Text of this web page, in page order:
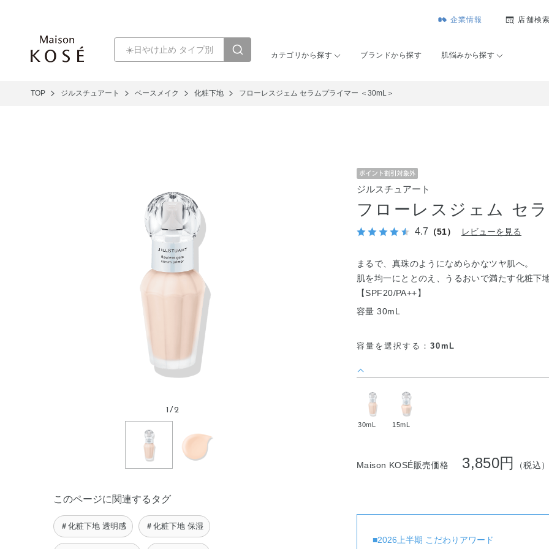
企業情報 店舗検
カテゴリから探す ブランドから探す 肌悩みから探す
TOP ジルスチュアート ベースメイク 化粧下地 フローレスジェム セラムプライマー ＜30mL＞
1/2
このページに関連するタグ
＃化粧下地 透明感 ＃化粧下地 保湿
ジルスチュアート
フローレスジェム セ
4.7 （51） レビューを見る
まるで、真珠のようになめらかなツヤ肌へ。
肌を均一にととのえ、うるおいで満たす化粧下
【SPF20/PA++】
容量 30mL
容量を選択する： 30mL
30mL 15mL
Maison KOSÉ販売価格 3,850円 （税込
■2026上半期 こだわりアワード